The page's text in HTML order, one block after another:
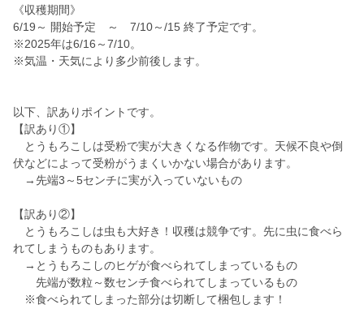
《収穫期間》
6/19～ 開始予定 ～ 7/10～/15 終了予定です。
※2025年は6/16～7/10。
※気温・天気により多少前後します。
以下、訳ありポイントです。
【訳あり①】
とうもろこしは受粉で実が大きくなる作物です。天候不良や倒
伏などによって受粉がうまくいかない場合があります。
→先端3～5センチに実が入っていないもの
【訳あり②】
とうもろこしは虫も大好き！収穫は競争です。先に虫に食べら
れてしまうものもあります。
→とうもろこしのヒゲが食べられてしまっているもの
先端が数粒～数センチ食べられてしまっているもの
※食べられてしまった部分は切断して梱包します！